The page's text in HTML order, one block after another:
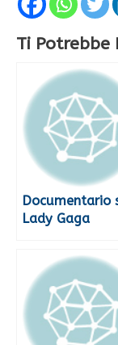
Ti Potrebbe
Documentario
Lady Gaga